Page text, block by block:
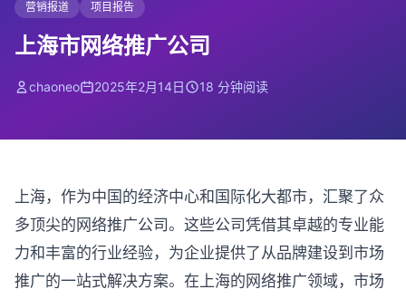
营销报道 项目报告
上海市网络推广公司
chaoneo 2025年2月14日 18 分钟阅读
上海，作为中国的经济中心和国际化大都市，汇聚了众
多顶尖的网络推广公司。这些公司凭借其卓越的专业能
力和丰富的行业经验，为企业提供了从品牌建设到市场
推广的一站式解决方案。在上海的网络推广领域，市场